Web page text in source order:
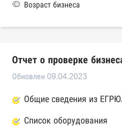
Возраст бизнеса
Отчет о проверке
Обновлен 09.04.2023
Общие сведения из
Список оборудования